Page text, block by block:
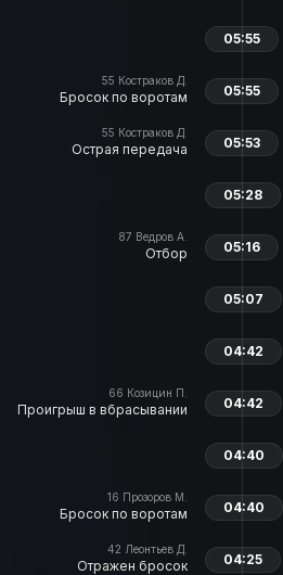
05:55
55 Костраков Д.
Бросок по воротам 05:55
55 Костраков Д.
Острая передача 05:53
05:28
87 Ведров А.
Отбор 05:16
05:07
04:42
66 Козицин П.
Проигрыш в вбрасывании 04:42
04:40
16 Прозоров М.
Бросок по воротам 04:40
42 Леонтьев Д.
Отражен бросок 04:25